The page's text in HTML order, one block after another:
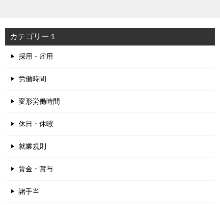
カテゴリー１
採用・雇用
労働時間
変形労働時間
休日・休暇
就業規則
賃金・賞与
諸手当